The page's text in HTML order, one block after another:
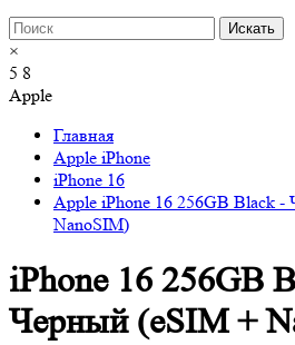
×
5 8
Apple
Главная
Apple iPhone
iPhone 16
Apple iPhone 16 256GB Black
NanoSIM)
iPhone 16 256GB
Черный (eSIM +